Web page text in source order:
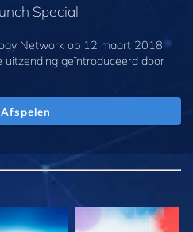
Special
Network op 12 maart 2018
geïntroduceerd door
Afspelen